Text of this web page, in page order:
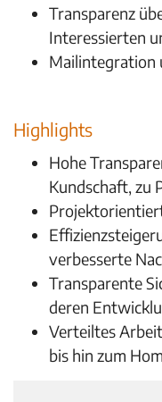
Transparenz
Interessierten
Mailintegration
Highlights
Hohe
Kundschaft, zu
verbesserte
Transparente
deren
Verteiltes
bis hin zum